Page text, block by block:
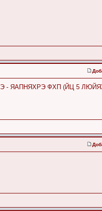
- ЯАПНЯХРЭ ФХП (ЙЦ 5